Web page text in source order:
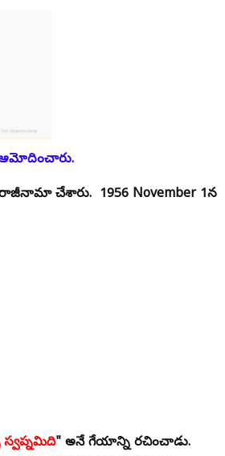
ఆమోదించారు.
చేశారు. 1956 November 1న
స్వప్నమిది" అనే గేయాన్ని రచించాడు.